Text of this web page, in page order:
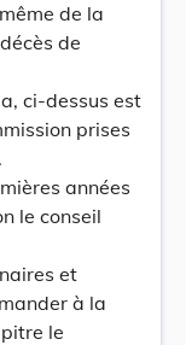
de la
de
ci-dessus est
prises
années
le conseil
et
à la
le